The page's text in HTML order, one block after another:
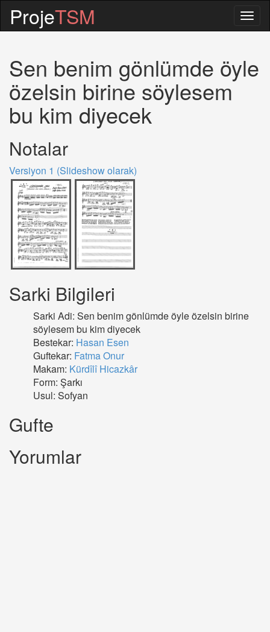
ProjeTSM
Sen benim gönlümde öyle
özelsin birine söylesem
bu kim diyecek
Notalar
Versiyon 1 (Slideshow olarak)
Sarki Bilgileri
Sarki Adi: Sen benim gönlümde öyle özelsin birine
söylesem bu kim diyecek
Bestekar: Hasan Esen
Guftekar: Fatma Onur
Makam: Kürdîlî Hicazkâr
Form: Şarkı
Usul: Sofyan
Gufte
Yorumlar